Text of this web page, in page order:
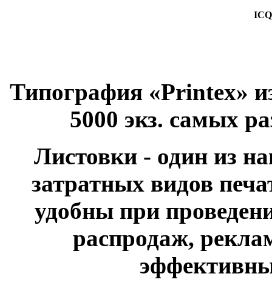
ICQ 498
Типография «Printex»
5000 экз. самых
Листовки - один из
затратных видов
удобны при
распродаж,